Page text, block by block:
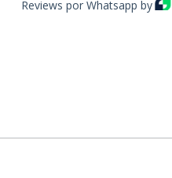
Reviews por Whatsapp by